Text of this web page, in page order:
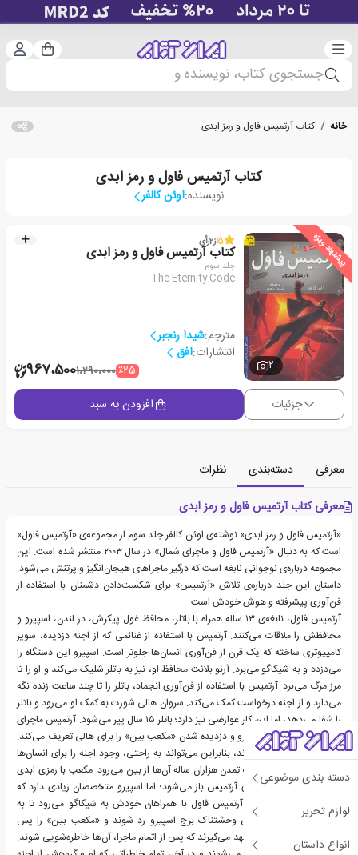
دسته‌بندی سبد
جستجوی کتاب، نویسنده و...
دسته بندی موضوعی
لوازم تحریر
انواع داستان
خانه / کتاب آرتمیس فاول و رمز ابدی
کتاب آرتمیس فاول و رمز ابدی
نویسنده:اوئن کالفر
پیشنهاد ویژه
2
5از2رأی
کتاب آرتمیس فاول و رمز ابدی
جلد سوم
The Eternity Code
مترجم:شیدا رنجبر
انتشارات:افق
٪251،290،000967،500
جزئیات افزودن به سبد
معرفی دسته‌بندی
نظرات
معرفی کتاب آرتمیس فاول و رمز ابدی
«آرتمیس فاول و رمز ابدی» نوشته‌ی اوئن کالفر جلد سوم از مجموعه‌ی «آرتمیس فاول»
است که به دنبال «آرتمیس فاول و ماجرای شمال» در سال ۲۰۰۳ منتشر شده است. این
مجموعه درباره‌ی نوجوانی نابغه‌ است که درگیر ماجراهای هیجان‌انگیز و پرتنش می‌شود.
داستان این جلد درباره‌ی تلاش «آرتمیس» برای شکست‌دادن دشمنان با استفاده از
فن‌آوری پیشرفته و هوش خودش است.
آرتمیس فاول، نابغه‌ی ۱۳ ساله همراه با باتلر، محافظ غول پیکرش، در لندن، اسپیرو و
محافظش را ملاقات می‌کنند. آرتمیس با استفاده از غنائمی که از اجنه دزدیده‌، سوپر
کامپیوتری ساخته که یک قرن از فن‌آوری انسان‌ها جلوتر است. اسپیرو این دستگاه را
می‌دزدد و به شیکاگو می‌برد. آرنو بلانت محافظ او، نیز به باتلر شلیک می‌کند و او را تا
مرز مرگ می‌برد. آرتمیس با استفاده از فن‌‌آوری انجماد، باتلر را تا چند ساعت زنده نگه
می‌دارد و از اجنه درخواست کمک می‌کند. سروان هالی شورت به کمک او می‌رود و باتلر
را شفا می‌دهد، اما این کار عوارضی نیز دارد؛ باتلر ۱۵ سال پیر می‌شود. آرتمیس ماجرای
رودست خوردنش از اسپیرو و دزدیده شدن «مکعب ‌بین» را برای هالی تعریف می‌کند.
آن مکعب را اجنه ساخته‌اند، بنابراین می‌تواند به راحتی، وجود اجنه را برای انسان‌ها
اثبات کند و در این صورت تمدن هزاران ساله آن‌ها از بین می‌رود. مکعب با رمزی ابدی
قفل شده و فقط با صدای آرتمیس باز می‌شود؛ اما اسپیرو متخصصان زیادی دارد که
می‌توانند آن را باز کنند. آرتمیس فاول با همراهان خودش به شیکاگو می‌رود تا به
طریقی از سیستم امنیتی وحشتناک برج اسپیرو رد شوند و «مکعب بین» را پس
بگیرند. اجنه از آرتمیس تعهد می‌گیرند که پس از اتمام ماجرا، آن‌ها خاطره‌شویی شوند.